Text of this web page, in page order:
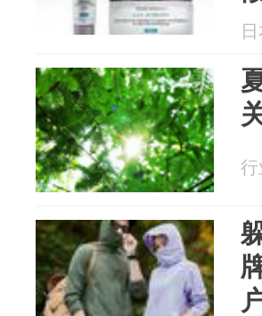
行